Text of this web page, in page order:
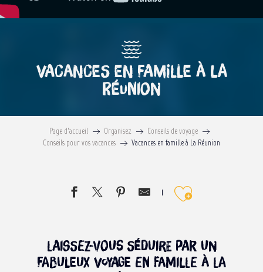
Vacances en famille à La
Réunion
Page d’accueil Organisez
Conseils de voyage
Conseils pour vos vacances
Vacances en famille à La Réunion
Laissez-vous séduire par un
fabuleux voyage en famille à La